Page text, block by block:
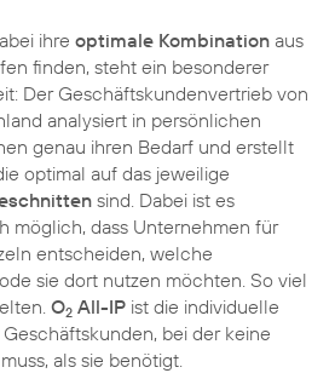
ihre optimale Kombination aus
finden, steht ein besonderer
Der Geschäftskundenvertrieb von
analysiert in persönlichen
genau ihren Bedarf und erstellt
optimal auf das jeweilige
sind. Dabei ist es
möglich, dass Unternehmen für
entscheiden, welche
sie dort nutzen möchten. So viel
O2 All-IP ist die individuelle
bei der keine
als sie benötigt.